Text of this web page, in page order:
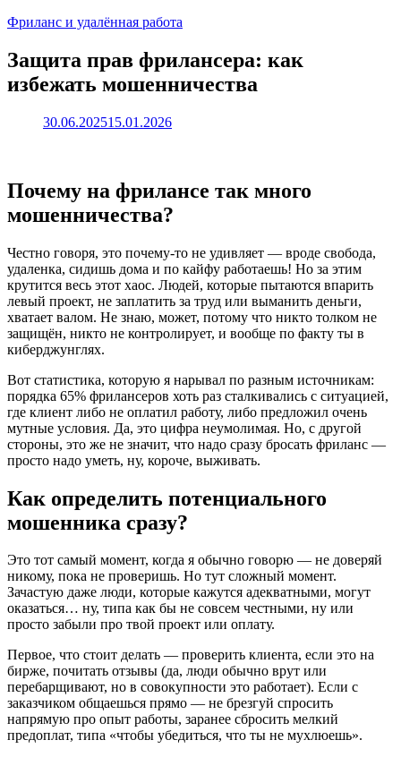
Фриланс и удалённая работа
Защита прав фрилансера: как
избежать мошенничества
30.06.202515.01.2026
Почему на фрилансе так много
мошенничества?
Честно говоря, это почему-то не удивляет — вроде свобода,
удаленка, сидишь дома и по кайфу работаешь! Но за этим
крутится весь этот хаос. Людей, которые пытаются впарить
левый проект, не заплатить за труд или выманить деньги,
хватает валом. Не знаю, может, потому что никто толком не
защищён, никто не контролирует, и вообще по факту ты в
киберджунглях.
Вот статистика, которую я нарывал по разным источникам:
порядка 65% фрилансеров хоть раз сталкивались с ситуацией,
где клиент либо не оплатил работу, либо предложил очень
мутные условия. Да, это цифра неумолимая. Но, с другой
стороны, это же не значит, что надо сразу бросать фриланс —
просто надо уметь, ну, короче, выживать.
Как определить потенциального
мошенника сразу?
Это тот самый момент, когда я обычно говорю — не доверяй
никому, пока не проверишь. Но тут сложный момент.
Зачастую даже люди, которые кажутся адекватными, могут
оказаться… ну, типа как бы не совсем честными, ну или
просто забыли про твой проект или оплату.
Первое, что стоит делать — проверить клиента, если это на
бирже, почитать отзывы (да, люди обычно врут или
перебарщивают, но в совокупности это работает). Если с
заказчиком общаешься прямо — не брезгуй спросить
напрямую про опыт работы, заранее сбросить мелкий
предоплат, типа «чтобы убедиться, что ты не мухлюешь».